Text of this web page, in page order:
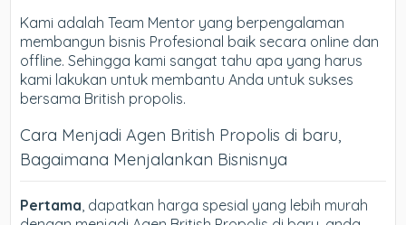
Kami adalah Team Mentor yang berpengalaman
membangun bisnis Profesional baik secara online dan
offline. Sehingga kami sangat tahu apa yang harus
kami lakukan untuk membantu Anda untuk sukses
bersama British propolis.
Cara Menjadi Agen British Propolis di baru,
Bagaimana Menjalankan Bisnisnya
Pertama, dapatkan harga spesial yang lebih murah